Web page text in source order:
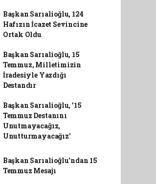
Başkan Sarıalioğlu, 124
Hafızın İcazet Sevincine
Ortak Oldu
Başkan Sarıalioğlu, 15
Temmuz, Milletimizin
İradesiyle Yazdığı
Destandır
Başkan Sarıalioğlu, '15
Temmuz Destanını
Unutmayacağız,
Unutturmayacağız'
Başkan Sarıalioğlu'ndan 15
Temmuz Mesajı